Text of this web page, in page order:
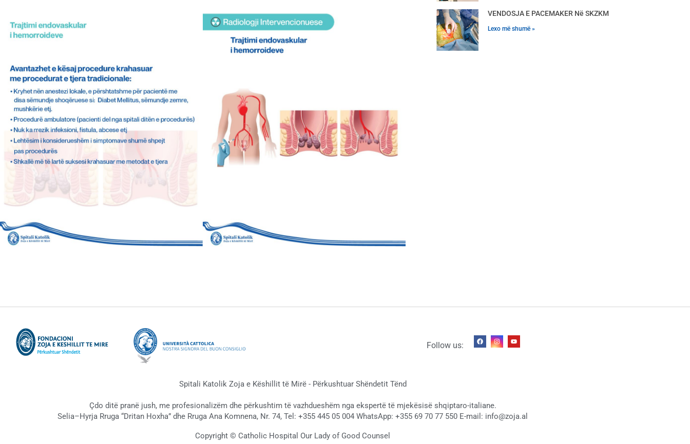
VENDOSJA E PACEMAKER Në SKZKM
Lexo më shumë »
Follow us:
Spitali Katolik Zoja e Këshillit të Mirë - Përkushtuar Shëndetit Tënd
Çdo ditë pranë jush, me profesionalizëm dhe përkushtim të vazhdueshëm nga ekspertë të mjekësisë shqiptaro-italiane.
Selia–Hyrja Rruga “Dritan Hoxha” dhe Rruga Ana Komnena, Nr. 74, Tel: +355 445 05 004 WhatsApp: +355 69 70 77 550 E-mail: info@zoja.al
Copyright © Catholic Hospital Our Lady of Good Counsel